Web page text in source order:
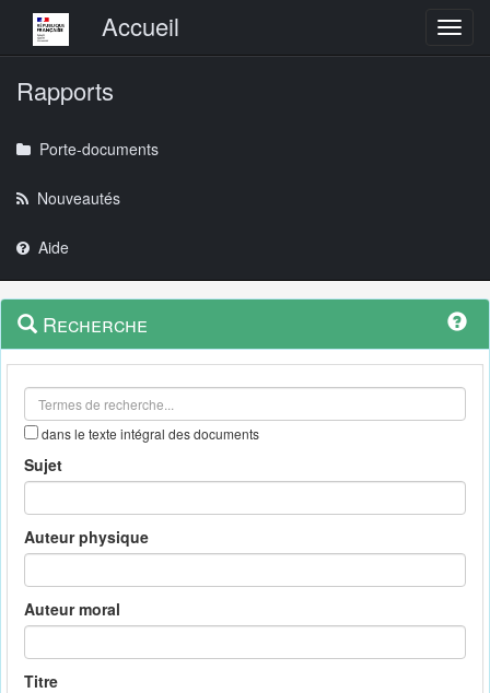
Menu principalAccueil
Rapports
Porte-documents
Nouveautés
Aide
Navigation
outils
Menu
contextuel
Recherche
dans le texte intégral des documents
Sujet
Auteur physique
Auteur moral
Titre